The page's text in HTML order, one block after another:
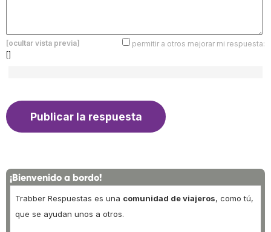
[ocultar vista previa]
permitir a otros mejorar mi respuesta:
[]
¡Bienvenido a bordo!
Trabber Respuestas es una comunidad de viajeros, como tú,
que se ayudan unos a otros.